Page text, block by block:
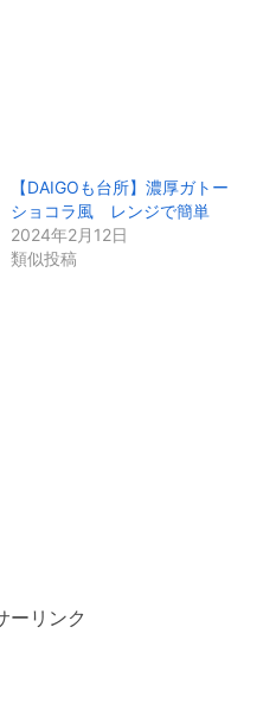
【DAIGOも台所】濃厚ガトー
ショコラ風 レンジで簡単
2024年2月12日
類似投稿
ーリンク